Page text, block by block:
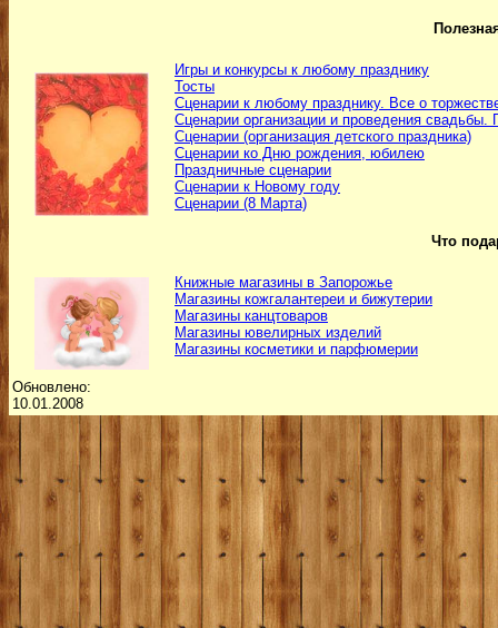
Игры и конкурсы к любому празднику
Тосты
Сценарии к любому празднику. Все о
Сценарии организации и проведения свадьбы.
Сценарии (организация детского праздника)
Сценарии ко Дню рождения, юбилею
Праздничные сценарии
Сценарии к Новому году
Сценарии (8 Марта)
Что
Книжные магазины в Запорожье
Магазины кожгалантереи и бижутерии
Магазины канцтоваров
Магазины ювелирных изделий
Магазины косметики и парфюмерии
Обновлено:
10.01.2008